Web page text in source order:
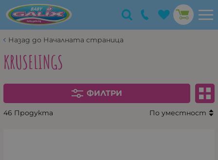
Назад до Началната страница
KRUSELINGS
ФИЛТРИ
46 Продукта По уместност